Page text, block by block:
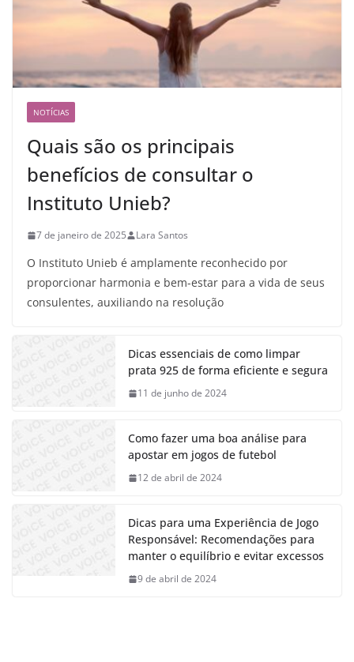
NOTÍCIAS
Quais são os principais
benefícios de consultar o
Instituto Unieb?
7 de janeiro de 2025 Lara Santos
O Instituto Unieb é amplamente reconhecido por
proporcionar harmonia e bem-estar para a vida de seus
consulentes, auxiliando na resolução
Dicas essenciais de como limpar
prata 925 de forma eficiente e segura
11 de junho de 2024
Como fazer uma boa análise para
apostar em jogos de futebol
12 de abril de 2024
Dicas para uma Experiência de Jogo
Responsável: Recomendações para
manter o equilíbrio e evitar excessos
9 de abril de 2024